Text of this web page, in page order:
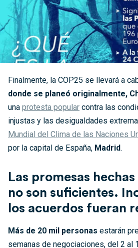
Finalmente, la COP25 se llevará a
donde se planeó originalmente,
una protesta popular contra las
injustas y las desigualdades
Mundial del Clima de las Naciones
por la capital de España, Madrid.
Las promesas
no son suficientes.
los acuerdos fueran
Más de 20 mil personas estarán
semanas de negociaciones, del 2 al